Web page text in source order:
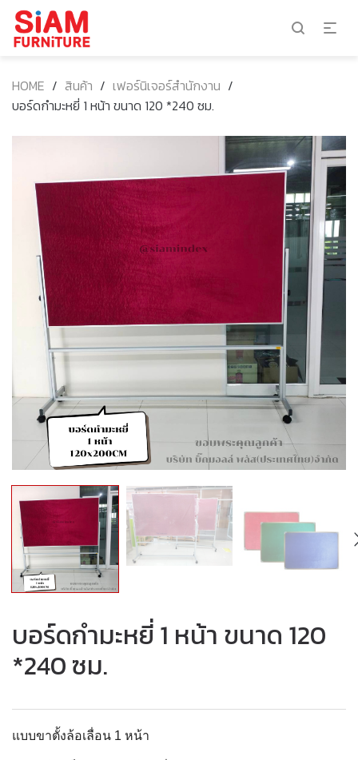
HOME / สินค้า / เฟอร์นิเจอร์สำนักงาน /
บอร์ดกำมะหยี่ 1 หน้า ขนาด 120 *240 ซม.
บอร์ดกำมะหยี่ 1 หน้า ขนาด 120
*240 ซม.
แบบขาตั้งล้อเลื่อน 1 หน้า